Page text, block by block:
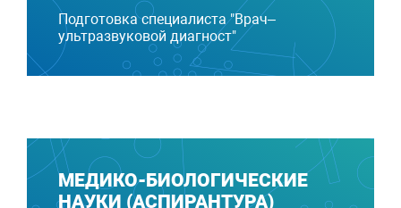
Подготовка специалиста "Врач–
ультразвуковой диагност"
МЕ­ДИКО-БИ­ОЛО­ГИЧЕС­КИЕ
НАУКИ (АСПИРАНТУРА)